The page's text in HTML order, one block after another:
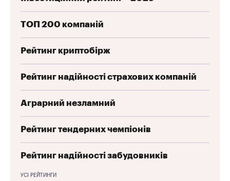
ТОП 200 компаній
Рейтинг криптобірж
Рейтинг надійності страхових компаній
Аграрний незламний
Рейтинг тендерних чемпіонів
Рейтинг надійності забудовників
УСІ РЕЙТИНГИ